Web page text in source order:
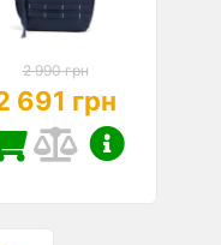
2 990 грн
691 грн